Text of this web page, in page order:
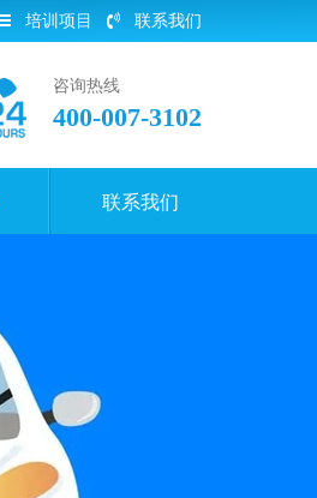
培训项目 联系我们
咨询热线
400-007-3102
联系我们